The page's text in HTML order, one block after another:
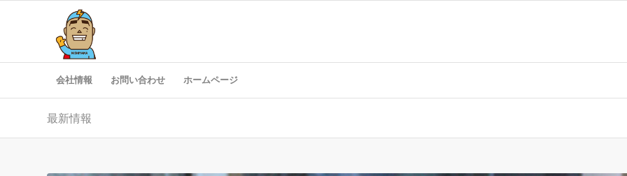
会社情報 お問い合わせ ホームページ
最新情報